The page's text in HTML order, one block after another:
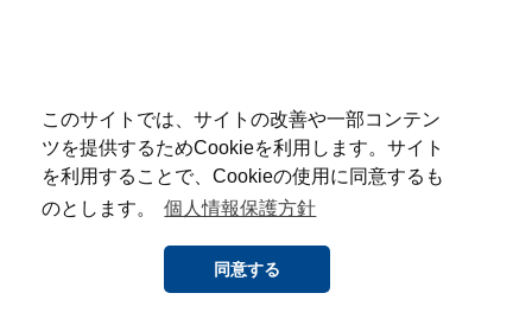
このサイトでは、サイトの改善や一部コンテン
ツを提供するためCookieを利用します。サイト
を利用することで、Cookieの使用に同意するも
のとします。
個人情報保護方針
同意する